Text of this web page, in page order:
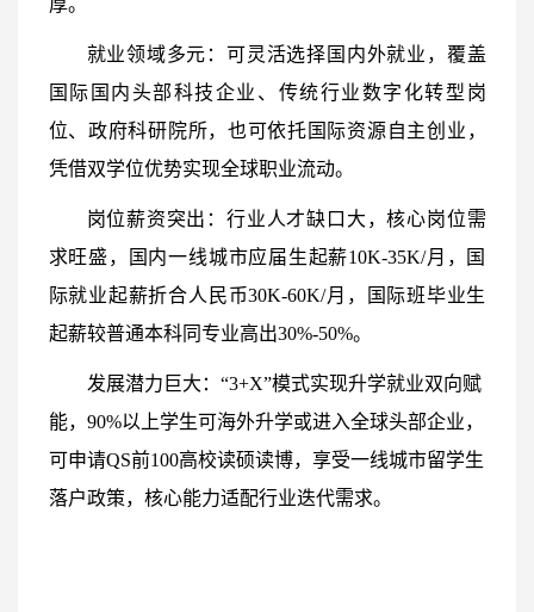
就业领域多元：可灵活选择国内外就业，覆盖
国际国内头部科技企业、传统行业数字化转型岗
位、政府科研院所，也可依托国际资源自主创业，
凭借双学位优势实现全球职业流动。
岗位薪资突出：行业人才缺口大，核心岗位需
求旺盛，国内一线城市应届生起薪10K-35K/月，国
际就业起薪折合人民币30K-60K/月，国际班毕业生
起薪较普通本科同专业高出30%-50%。
发展潜力巨大：“3+X”模式实现升学就业双向赋
能，90%以上学生可海外升学或进入全球头部企业，
可申请QS前100高校读硕读博，享受一线城市留学生
落户政策，核心能力适配行业迭代需求。